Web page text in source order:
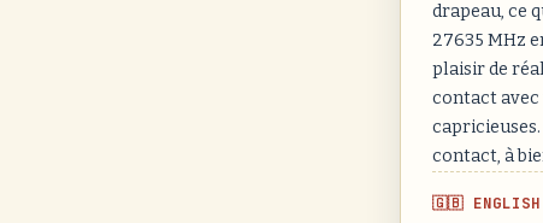
drapeau, ce
27635 MHz
plaisir de
contact
contact, à
🇬🇧 ENGLISH